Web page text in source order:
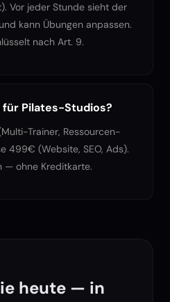
Vor jeder Stunde sieht der
kann Übungen anpassen.
nach Art. 9.
Pilates-Studios?
Trainer, Ressourcen-
499€ (Website, SEO, Ads).
— ohne Kreditkarte.
heute — in